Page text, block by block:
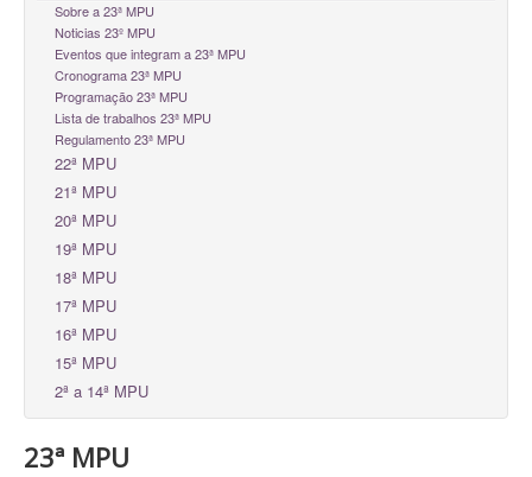
Sobre a 23ª MPU
Noticias 23º MPU
Eventos que integram a 23ª MPU
Cronograma 23ª MPU
Programação 23ª MPU
Lista de trabalhos 23ª MPU
Regulamento 23ª MPU
22ª MPU
21ª MPU
20ª MPU
19ª MPU
18ª MPU
17ª MPU
16ª MPU
15ª MPU
2ª a 14ª MPU
23ª MPU